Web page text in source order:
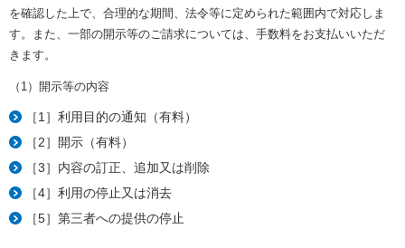
を確認した上で、合理的な期間、法令等に定められた範囲内で対応しま
す。また、一部の開示等のご請求については、手数料をお支払いいただ
きます。
（1）開示等の内容
［1］利用目的の通知（有料）
［2］開示（有料）
［3］内容の訂正、追加又は削除
［4］利用の停止又は消去
［5］第三者への提供の停止